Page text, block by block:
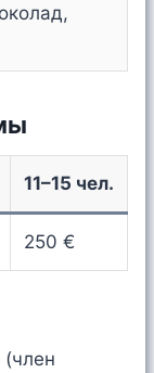
11–15 чел.
250 €
(член